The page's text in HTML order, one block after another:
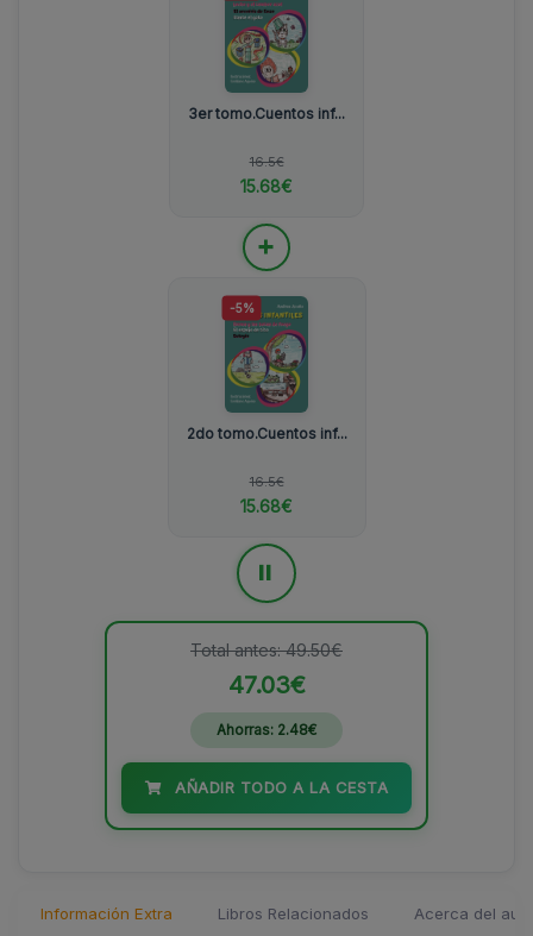
3er tomo.Cuentos inf...
16.5€
15.68€
+
-5%
2do tomo.Cuentos inf...
16.5€
15.68€
Total antes: 49.50€
47.03€
Ahorras: 2.48€
AÑADIR TODO A LA CESTA
Información Extra Libros Relacionados Acerca del